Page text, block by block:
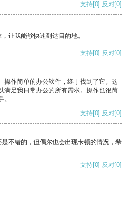
支持[0] 反对[0]
让我能够快速到达目的地。
支持[0] 反对[0]
操作简单的办公软件，终于找到了它。这
满足我日常办公的所有需求。操作也很简
支持[0] 反对[0]
不错的，但偶尔也会出现卡顿的情况，希
支持[0] 反对[0]